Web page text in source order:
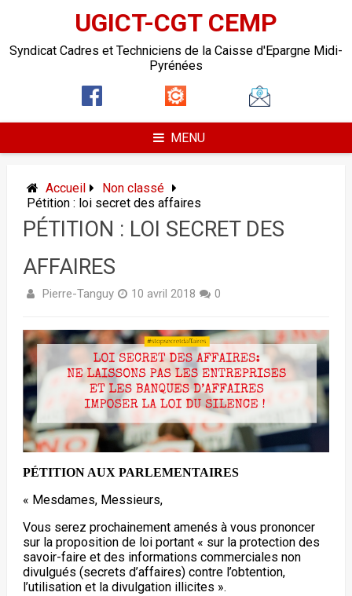
UGICT-CGT CEMP
Syndicat Cadres et Techniciens de la Caisse d'Epargne Midi-
Pyrénées
MENU
Accueil
Non classé
Pétition : loi secret des affaires
PÉTITION : LOI SECRET DES
AFFAIRES
Pierre-Tanguy 10 avril 2018 0
PÉTITION AUX PARLEMENTAIRES
« Mesdames, Messieurs,
Vous serez prochainement amenés à vous prononcer
sur la proposition de loi portant « sur la protection des
savoir-faire et des informations commerciales non
divulgués (secrets d’affaires) contre l’obtention,
l’utilisation et la divulgation illicites ».